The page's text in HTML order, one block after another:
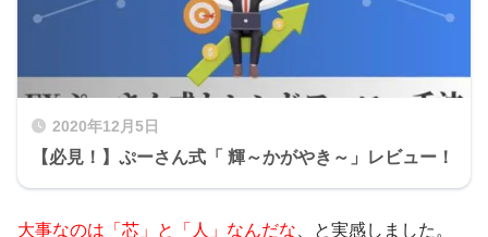
2020年12月5日
【必見！】ぷーさん式「 輝～かがやき～」レビュー！
大事なのは「芯」と「人」なんだな 、と実感しました。